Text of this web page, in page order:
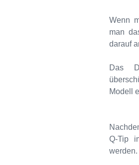
Wenn
man
darauf
Das
Modell
Q-Tip
werden.